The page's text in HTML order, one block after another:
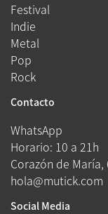
Festival
Indie
Metal
Pop
Rock
Contacto
WhatsApp
Horario: 10 a 21h
Corazón de
hola@mutick.com
Social Media